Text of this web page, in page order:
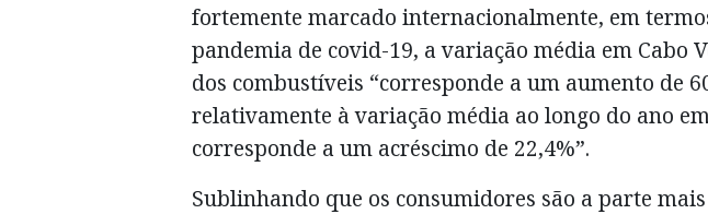
fortemente marcado internacionalmente, em
pandemia de covid-19, a variação média em Cabo
dos combustíveis “corresponde a um aumento de
relativamente à variação média ao longo do ano
corresponde a um acréscimo de 22,4%”.
Sublinhando que os consumidores são a parte